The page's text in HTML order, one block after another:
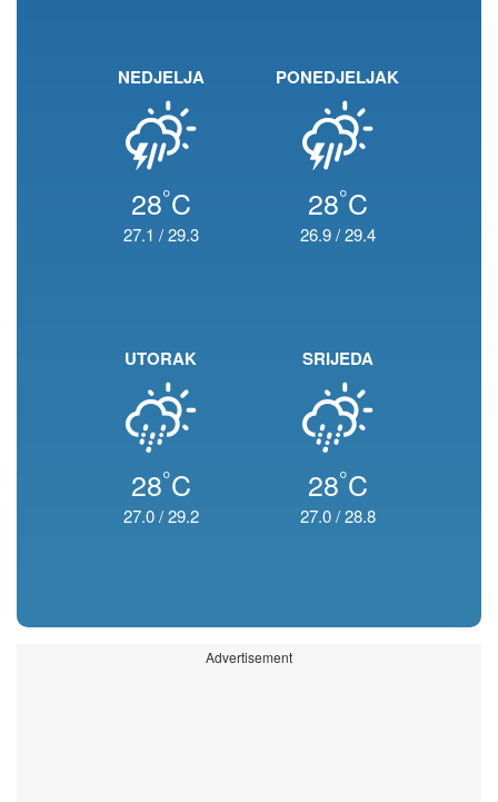
NEDJELJA
28°C
27.1 /29.3
PONEDJELJAK
28°C
26.9/29.4
UTORAK
28°C
27.0/29.2
SRIJEDA
28°C
27.0/28.8
Advertisement